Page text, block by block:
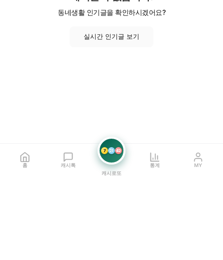
동네생활 인기글을 확인하시겠어요?
실시간 인기글 보기
홈 캐시톡
7 21 42
캐시로또
통계 MY